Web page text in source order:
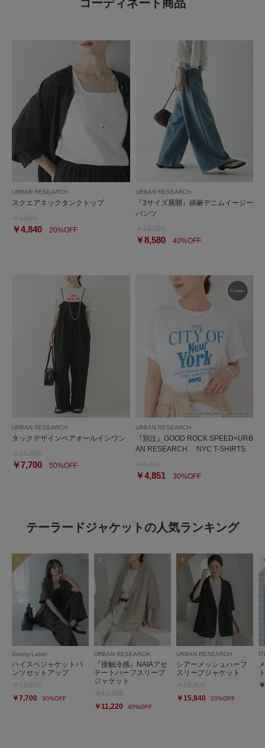
コーディネート商品
URBAN RESEARCH
スクエアネックタンクトップ
￥4,840 20%OFF
URBAN RESEARCH
『3サイズ展開』綿麻デニムイージー
パンツ
￥8,58040%OFF
URBAN RESEARCH
タックデザインベアオールインワン
￥7,700 50%OFF
URBAN RESEARCH
『別注』GOOD ROCK SPEED×URB
AN RESEARCH NYC T-SHIRTS
￥4,85130%OFF
テーラードジャケットの人気ランキング
1
Sonny Label
ハイスペジャケットパ
ンツセットアップ
￥7,700
30%OFF
2
URBAN RESEARCH
『接触冷感』NAIAアセ
テートハーフスリーブ
ジャケット
￥11,220
40%OFF
3
URBAN RESEARCH
シアーメッシュハーフ
スリーブジャケット
￥15,840
20%OFF
ト